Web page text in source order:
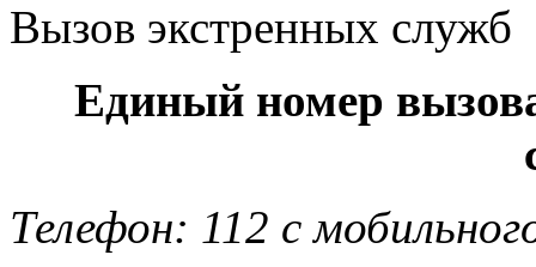
Вызов экстренных служб
Единый номер
Телефон: 112 с